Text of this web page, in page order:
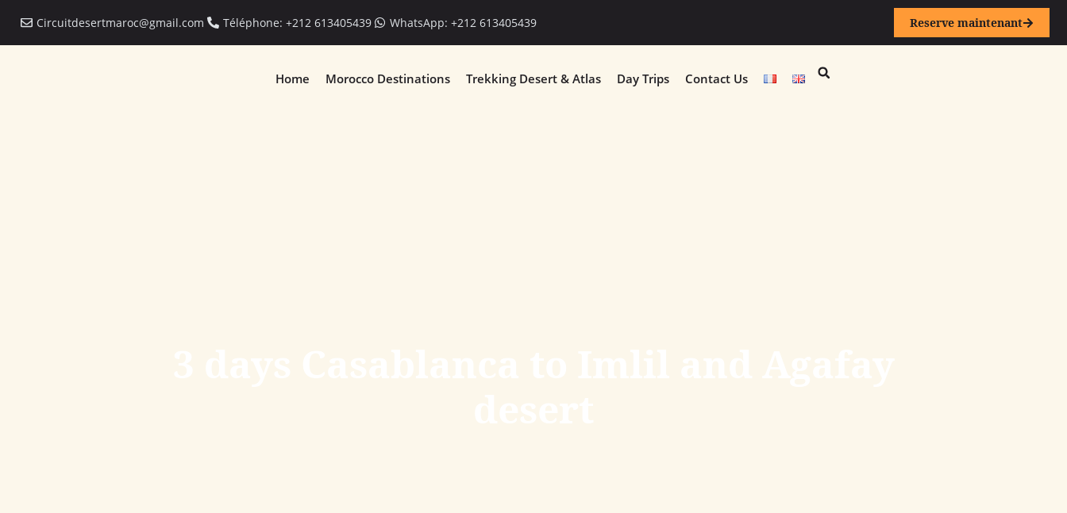
Circuitdesertmaroc@gmail.com Téléphone: +212 613405439 WhatsApp: +212 613405439 Reserve maintenant
Home Morocco Destinations Trekking Desert & Atlas Day Trips Contact Us